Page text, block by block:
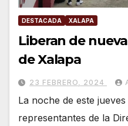
DESTACADA XALAPA
Liberan de
de Xalapa
23 FEBRERO, 2024
La noche de este
representantes de la